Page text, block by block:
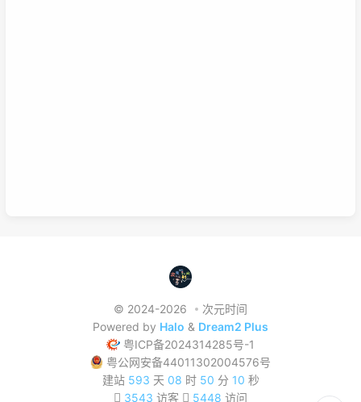
© 2024-2026
次元时间
Powered by Halo & Dream2 Plus
粤ICP备2024314285号-1
粤公网安备44011302004576号
建站 593 天 08 时 50 分 10 秒
3543 访客 5448 访问